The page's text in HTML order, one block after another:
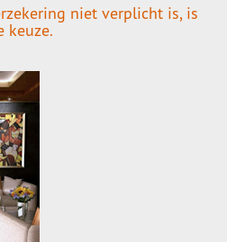
niet verplicht is, is
keuze.